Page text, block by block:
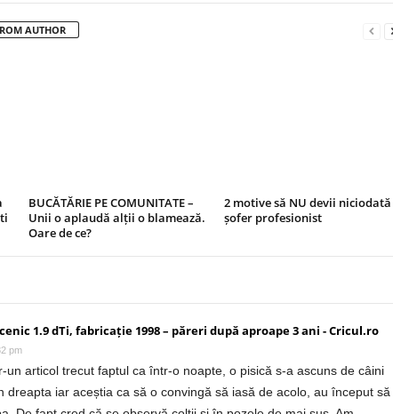
AUTHOR
BUCĂTĂRIE PE COMUNITATE –
Unii o aplaudă alții o blamează.
Oare de ce?
2 motive să NU devii niciodată
șofer profesionist
1.9 dTi, fabricație 1998 – păreri după aproape 3 ani - Cricul.ro
pm
articol trecut faptul ca într-o noapte, o pisică s-a ascuns de câini
dreapta iar aceștia ca să o convingă să iasă de acolo, au început să